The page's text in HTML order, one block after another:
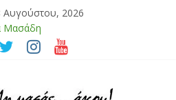
Αυγούστου, 2026
Μασάδη
& Γιώργος Στρατάκης